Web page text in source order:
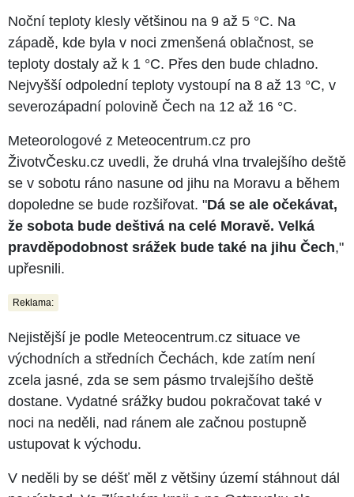
Noční teploty klesly většinou na 9 až 5 °C. Na
západě, kde byla v noci zmenšená oblačnost, se
teploty dostaly až k 1 °C. Přes den bude chladno.
Nejvyšší odpolední teploty vystoupí na 8 až 13 °C, v
severozápadní polovině Čech na 12 až 16 °C.
Meteorologové z Meteocentrum.cz pro
ŽivotvČesku.cz uvedli, že druhá vlna trvalejšího deště
se v sobotu ráno nasune od jihu na Moravu a během
dopoledne se bude rozšiřovat. "Dá se ale očekávat,
že sobota bude deštivá na celé Moravě. Velká
pravděpodobnost srážek bude také na jihu Čech,"
upřesnili.
Reklama:
Nejistější je podle Meteocentrum.cz situace ve
východních a středních Čechách, kde zatím není
zcela jasné, zda se sem pásmo trvalejšího deště
dostane. Vydatné srážky budou pokračovat také v
noci na neděli, nad ránem ale začnou postupně
ustupovat k východu.
V neděli by se déšť měl z většiny území stáhnout dál